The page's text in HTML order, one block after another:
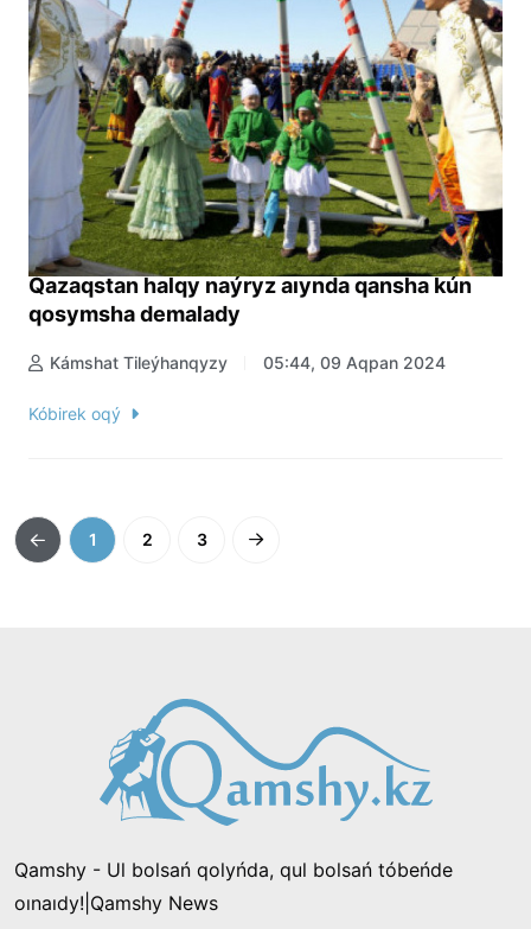
Qazaqstan halqy naýryz aıynda qansha kún
qosymsha demalady
Kámshat Tileýhanqyzy 05:44, 09 Aqpan 2024
Kóbirek oqý
1 2 3
Qamshy - Ul bolsań qolyńda, qul bolsań tóbeńde
oınaıdy!|Qamshy News